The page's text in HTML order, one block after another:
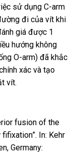
sử dụng C-arm
đi của vít khi
giá được 1
hướng không
O-arm) đã khắc
xác và tạo
vít.
fusion of the
In: Kehr
Germany: